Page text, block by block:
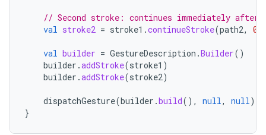
// Second stroke: continues immediately after
val stroke2 = stroke1 .continueStroke(path2, 0
val builder = GestureDescription .Builder()
builder .addStroke(stroke1 )
builder .addStroke(stroke2)
dispatchGesture(builder .build(), null, null)
}